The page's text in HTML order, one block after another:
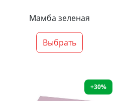
Мамба зеленая
Выбрать
+30%